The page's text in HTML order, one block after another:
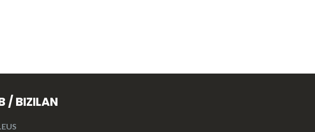
/ BIZILAN